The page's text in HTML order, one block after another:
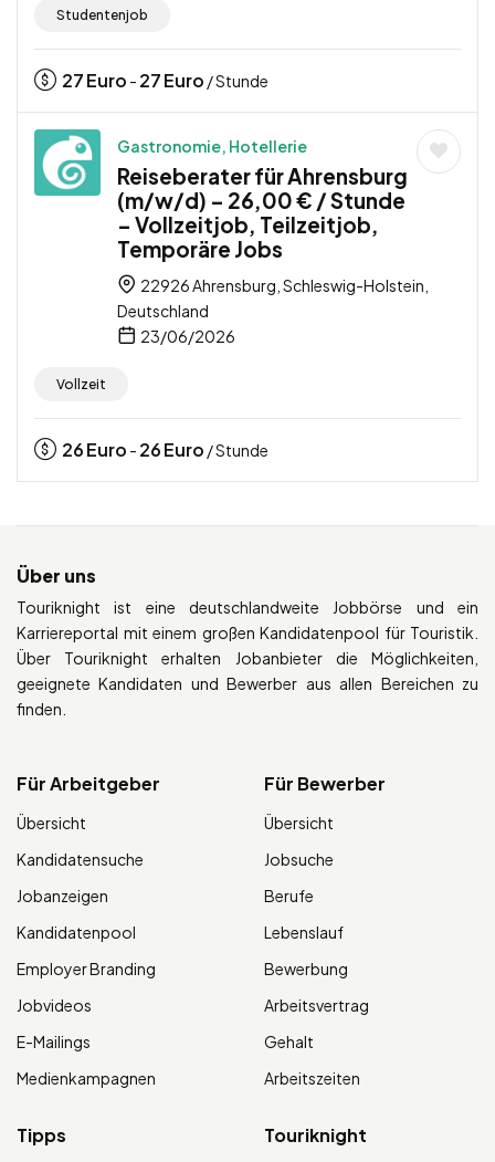
Studentenjob
27Euro - 27Euro / Stunde
Gastronomie, Hotellerie
Reiseberater für Ahrensburg
(m/w/d) – 26,00 € / Stunde
– Vollzeitjob, Teilzeitjob,
Temporäre Jobs
22926 Ahrensburg, Schleswig-Holstein,
Deutschland
23/06/2026
Vollzeit
26Euro - 26Euro / Stunde
Über uns
Touriknight ist eine deutschlandweite Jobbörse und ein
Karriereportal mit einem großen Kandidatenpool für Touristik.
Über Touriknight erhalten Jobanbieter die Möglichkeiten,
geeignete Kandidaten und Bewerber aus allen Bereichen zu
finden.
Für Arbeitgeber
Übersicht
Kandidatensuche
Jobanzeigen
Kandidatenpool
Employer Branding
Jobvideos
E-Mailings
Medienkampagnen
Für Bewerber
Übersicht
Jobsuche
Berufe
Lebenslauf
Bewerbung
Arbeitsvertrag
Gehalt
Arbeitszeiten
Tipps Touriknight